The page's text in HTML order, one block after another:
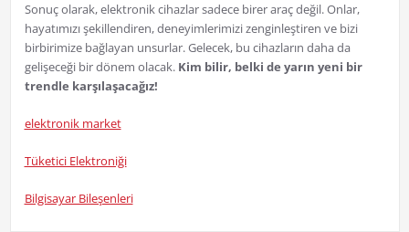
Sonuç olarak, elektronik cihazlar sadece birer araç değil. Onlar,
hayatımızı şekillendiren, deneyimlerimizi zenginleştiren ve bizi
birbirimize bağlayan unsurlar. Gelecek, bu cihazların daha da
gelişeceği bir dönem olacak. Kim bilir, belki de yarın yeni bir
trendle karşılaşacağız!
elektronik market
Tüketici Elektroniği
Bilgisayar Bileşenleri